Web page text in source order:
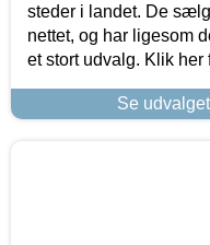
steder i landet. De
nettet, og har ligesom
et stort udvalg. Klik her
Se